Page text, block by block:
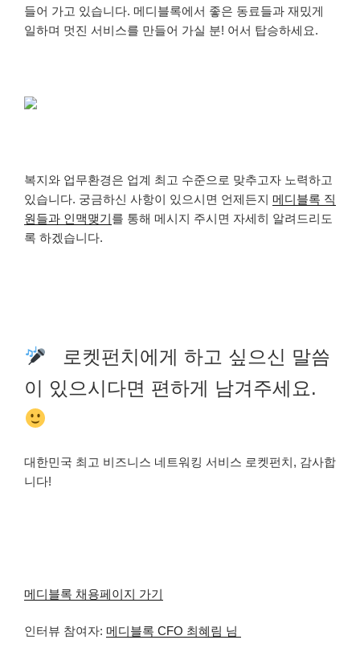
들어 가고 있습니다. 메디블록에서 좋은 동료들과 재밌게
일하며 멋진 서비스를 만들어 가실 분! 어서 탑승하세요.
복지와 업무환경은 업계 최고 수준으로 맞추고자 노력하고
있습니다. 궁금하신 사항이 있으시면 언제든지 메디블록 직
원들과 인맥맺기를 통해 메시지 주시면 자세히 알려드리도
록 하겠습니다.
로켓펀치에게 하고 싶으신 말씀
이 있으시다면 편하게 남겨주세요.
대한민국 최고 비즈니스 네트워킹 서비스 로켓펀치, 감사합
니다!
메디블록 채용페이지 가기
인터뷰 참여자: 메디블록 CFO 최혜림 님